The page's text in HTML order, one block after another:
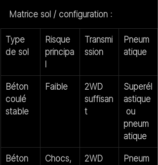
Matrice sol / configuration :
Type
de sol
Risque
principa
l
Transmi
ssion
Pneum
atique
Béton
coulé
stable
Faible
2WD
suffisan
t
Superél
astique
ou
pneum
atique
Béton
Chocs,
2WD
Pneum